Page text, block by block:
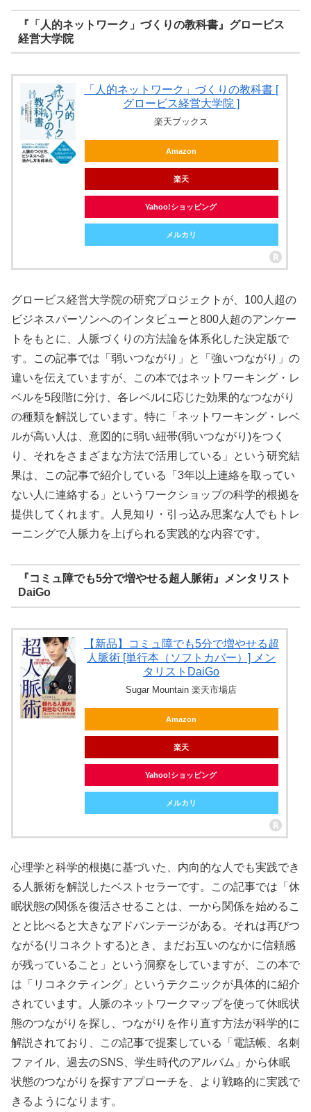
『「人的ネットワーク」づくりの教科書』グロービス
経営大学院
「人的ネットワーク」づくりの教科書 [
グロービス経営大学院 ]
楽天ブックス
Amazon
楽天
Yahoo!ショッピング
メルカリ
グロービス経営大学院の研究プロジェクトが、100人超の
ビジネスパーソンへのインタビューと800人超のアンケー
トをもとに、人脈づくりの方法論を体系化した決定版で
す。この記事では「弱いつながり」と「強いつながり」の
違いを伝えていますが、この本ではネットワーキング・レ
ベルを5段階に分け、各レベルに応じた効果的なつながり
の種類を解説しています。特に「ネットワーキング・レベ
ルが高い人は、意図的に弱い紐帯(弱いつながり)をつく
り、それをさまざまな方法で活用している」という研究結
果は、この記事で紹介している「3年以上連絡を取ってい
ない人に連絡する」というワークショップの科学的根拠を
提供してくれます。人見知り・引っ込み思案な人でもトレ
ーニングで人脈力を上げられる実践的な内容です。
『コミュ障でも5分で増やせる超人脈術』メンタリスト
DaiGo
【新品】コミュ障でも5分で増やせる超
人脈術 [単行本（ソフトカバー）] メン
タリストDaiGo
Sugar Mountain 楽天市場店
Amazon
楽天
Yahoo!ショッピング
メルカリ
心理学と科学的根拠に基づいた、内向的な人でも実践でき
る人脈術を解説したベストセラーです。この記事では「休
眠状態の関係を復活させることは、一から関係を始めるこ
とと比べると大きなアドバンテージがある。それは再びつ
ながる(リコネクトする)とき、まだお互いのなかに信頼感
が残っていること」という洞察をしていますが、この本で
は「リコネクティング」というテクニックが具体的に紹介
されています。人脈のネットワークマップを使って休眠状
態のつながりを探し、つながりを作り直す方法が科学的に
解説されており、この記事で提案している「電話帳、名刺
ファイル、過去のSNS、学生時代のアルバム」から休眠
状態のつながりを探すアプローチを、より戦略的に実践で
きるようになります。